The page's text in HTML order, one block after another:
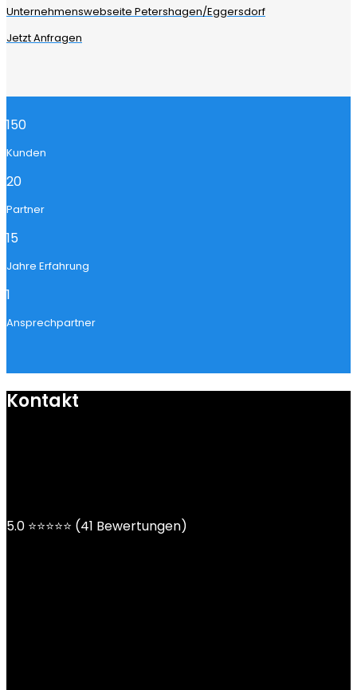
Unternehmenswebseite Petershagen/Eggersdorf
Jetzt Anfragen
150
Kunden
20
Partner
15
Jahre Erfahrung
1
Ansprechpartner
Kontakt
5.0 ⭐⭐⭐⭐⭐ (41 Bewertungen)